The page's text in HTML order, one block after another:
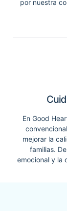
por nuestra
En Good
mejorar la
familias.
emocional y la